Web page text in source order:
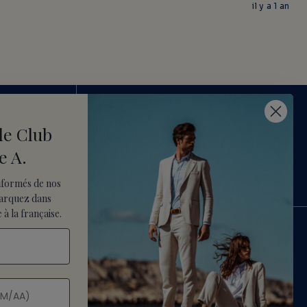
il y a 1 an
SERVICE CLIENT
01.34.18.66.06
CONTACT@VICOMTE-A.COM
DE VENTE
RECRUTEMENT
PARAMÈTRES DES COOKIES
CONDITIONS D'UTILISATION
Club
A.
de nos
dans
la française.